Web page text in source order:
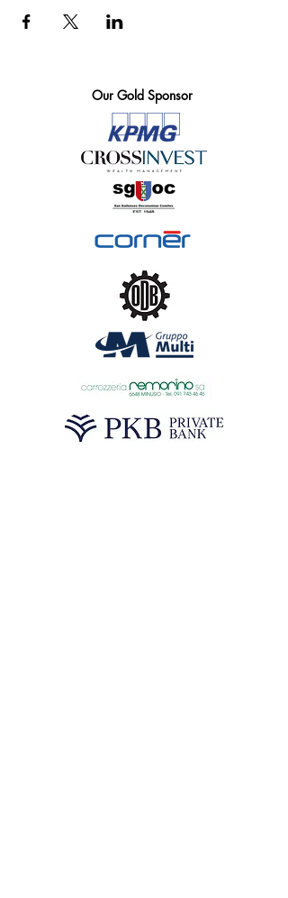
Our Gold Sponsor